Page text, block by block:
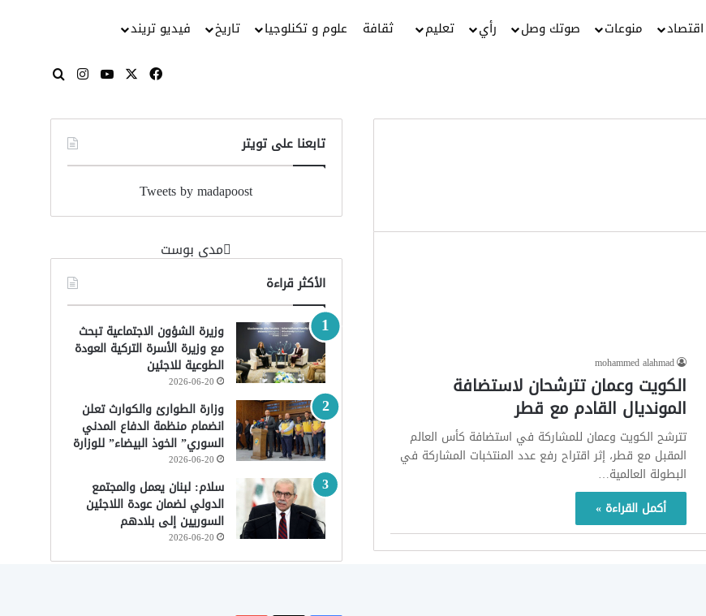
اقتصاد منوعات صوتك وصل رأي تعليم ثقافة علوم و تكنلوجيا تاريخ فيديو تريند
فيسبوك
‫X
‫YouTube
انستقرامبحث عن
mohammed alahmad
الكويت وعمان تترشحان لاستضافة
المونديال القادم مع قطر
تترشح الكويت وعمان للمشاركة في استضافة كأس العالم
المقبل مع قطر، إثر اقتراح رفع عدد المنتخبات المشاركة في
البطولة العالمية…
أكمل القراءة »
تابعنا على تويتر
Tweets by madapoost
‏مدى بوست‏
الأكثر قراءة
وزيرة الشؤون الاجتماعية تبحث
مع وزيرة الأسرة التركية العودة
الطوعية للاجئين
2026-06-20
وزارة الطوارئ والكوارث تعلن
انضمام منظمة الدفاع المدني
السوري” الخوذ البيضاء” للوزارة
2026-06-20
سلام: لبنان يعمل والمجتمع
الدولي لضمان عودة اللاجئين
السوريين إلى بلادهم
2026-06-20